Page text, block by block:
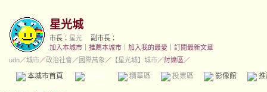
星光城
市長： 星光
副市長：
加入本城市
推薦本城市 加入我的最愛
訂閱最新文章
udn／城市／政治社會 ／國際萬象 ／ 【星光城】城市／討論區／
本城市首頁 精華區 投票區 影像館